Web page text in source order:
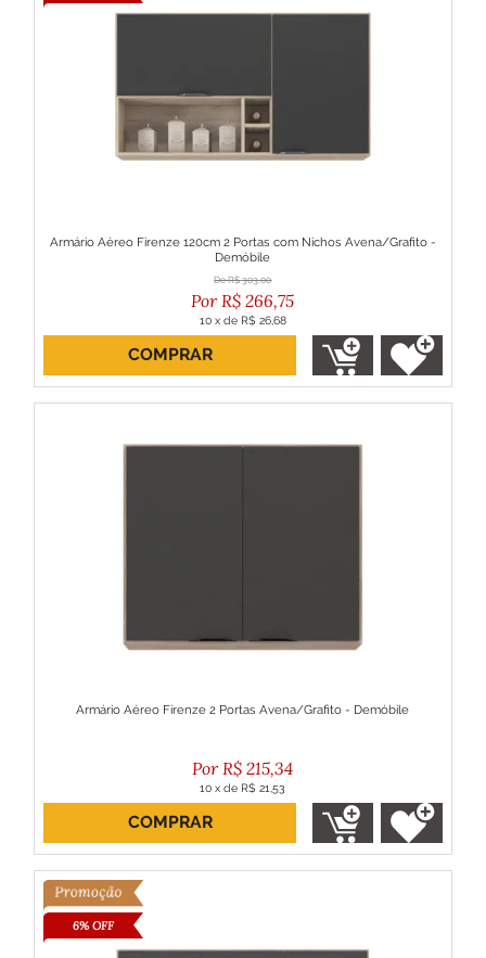
Armário Aéreo Firenze 120cm 2 Portas com Nichos Avena/Grafito -
Demóbile
R$ 303,00
R$ 266,75
10 x de R$ 26,68
ou R$ 240,08 no boleto
COMPRAR
Armário Aéreo Firenze 2 Portas Avena/Grafito - Demóbile
R$ 215,34
10 x de R$ 21,53
ou R$ 193,81 no boleto
COMPRAR
6% OFF